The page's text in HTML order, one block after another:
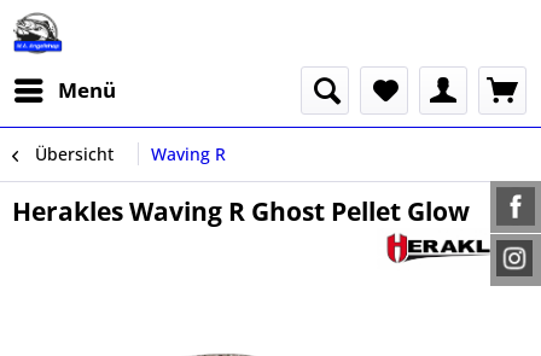
Menü
Übersicht Waving R
Herakles Waving R Ghost Pellet Glow